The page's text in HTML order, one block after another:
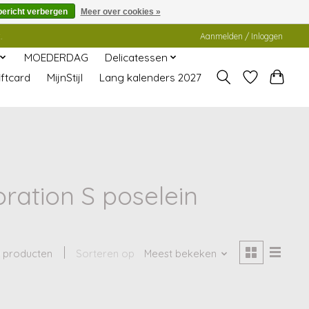
Aanmelden / Inloggen
MOEDERDAG
Delicatessen
MijnStijl
Lang kalenders 2027
S poselein
producten Sorteren op Meest bekeken
verbergen Meer over cookies »